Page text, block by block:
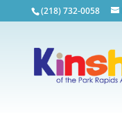
(218) 732-0058